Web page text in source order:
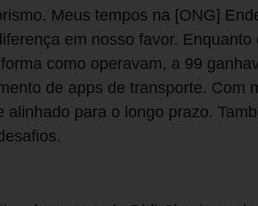
Meus tempos na [ONG]
em nosso favor. Enquanto
como operavam, a 99
de apps de transporte. Com
para o longo prazo.